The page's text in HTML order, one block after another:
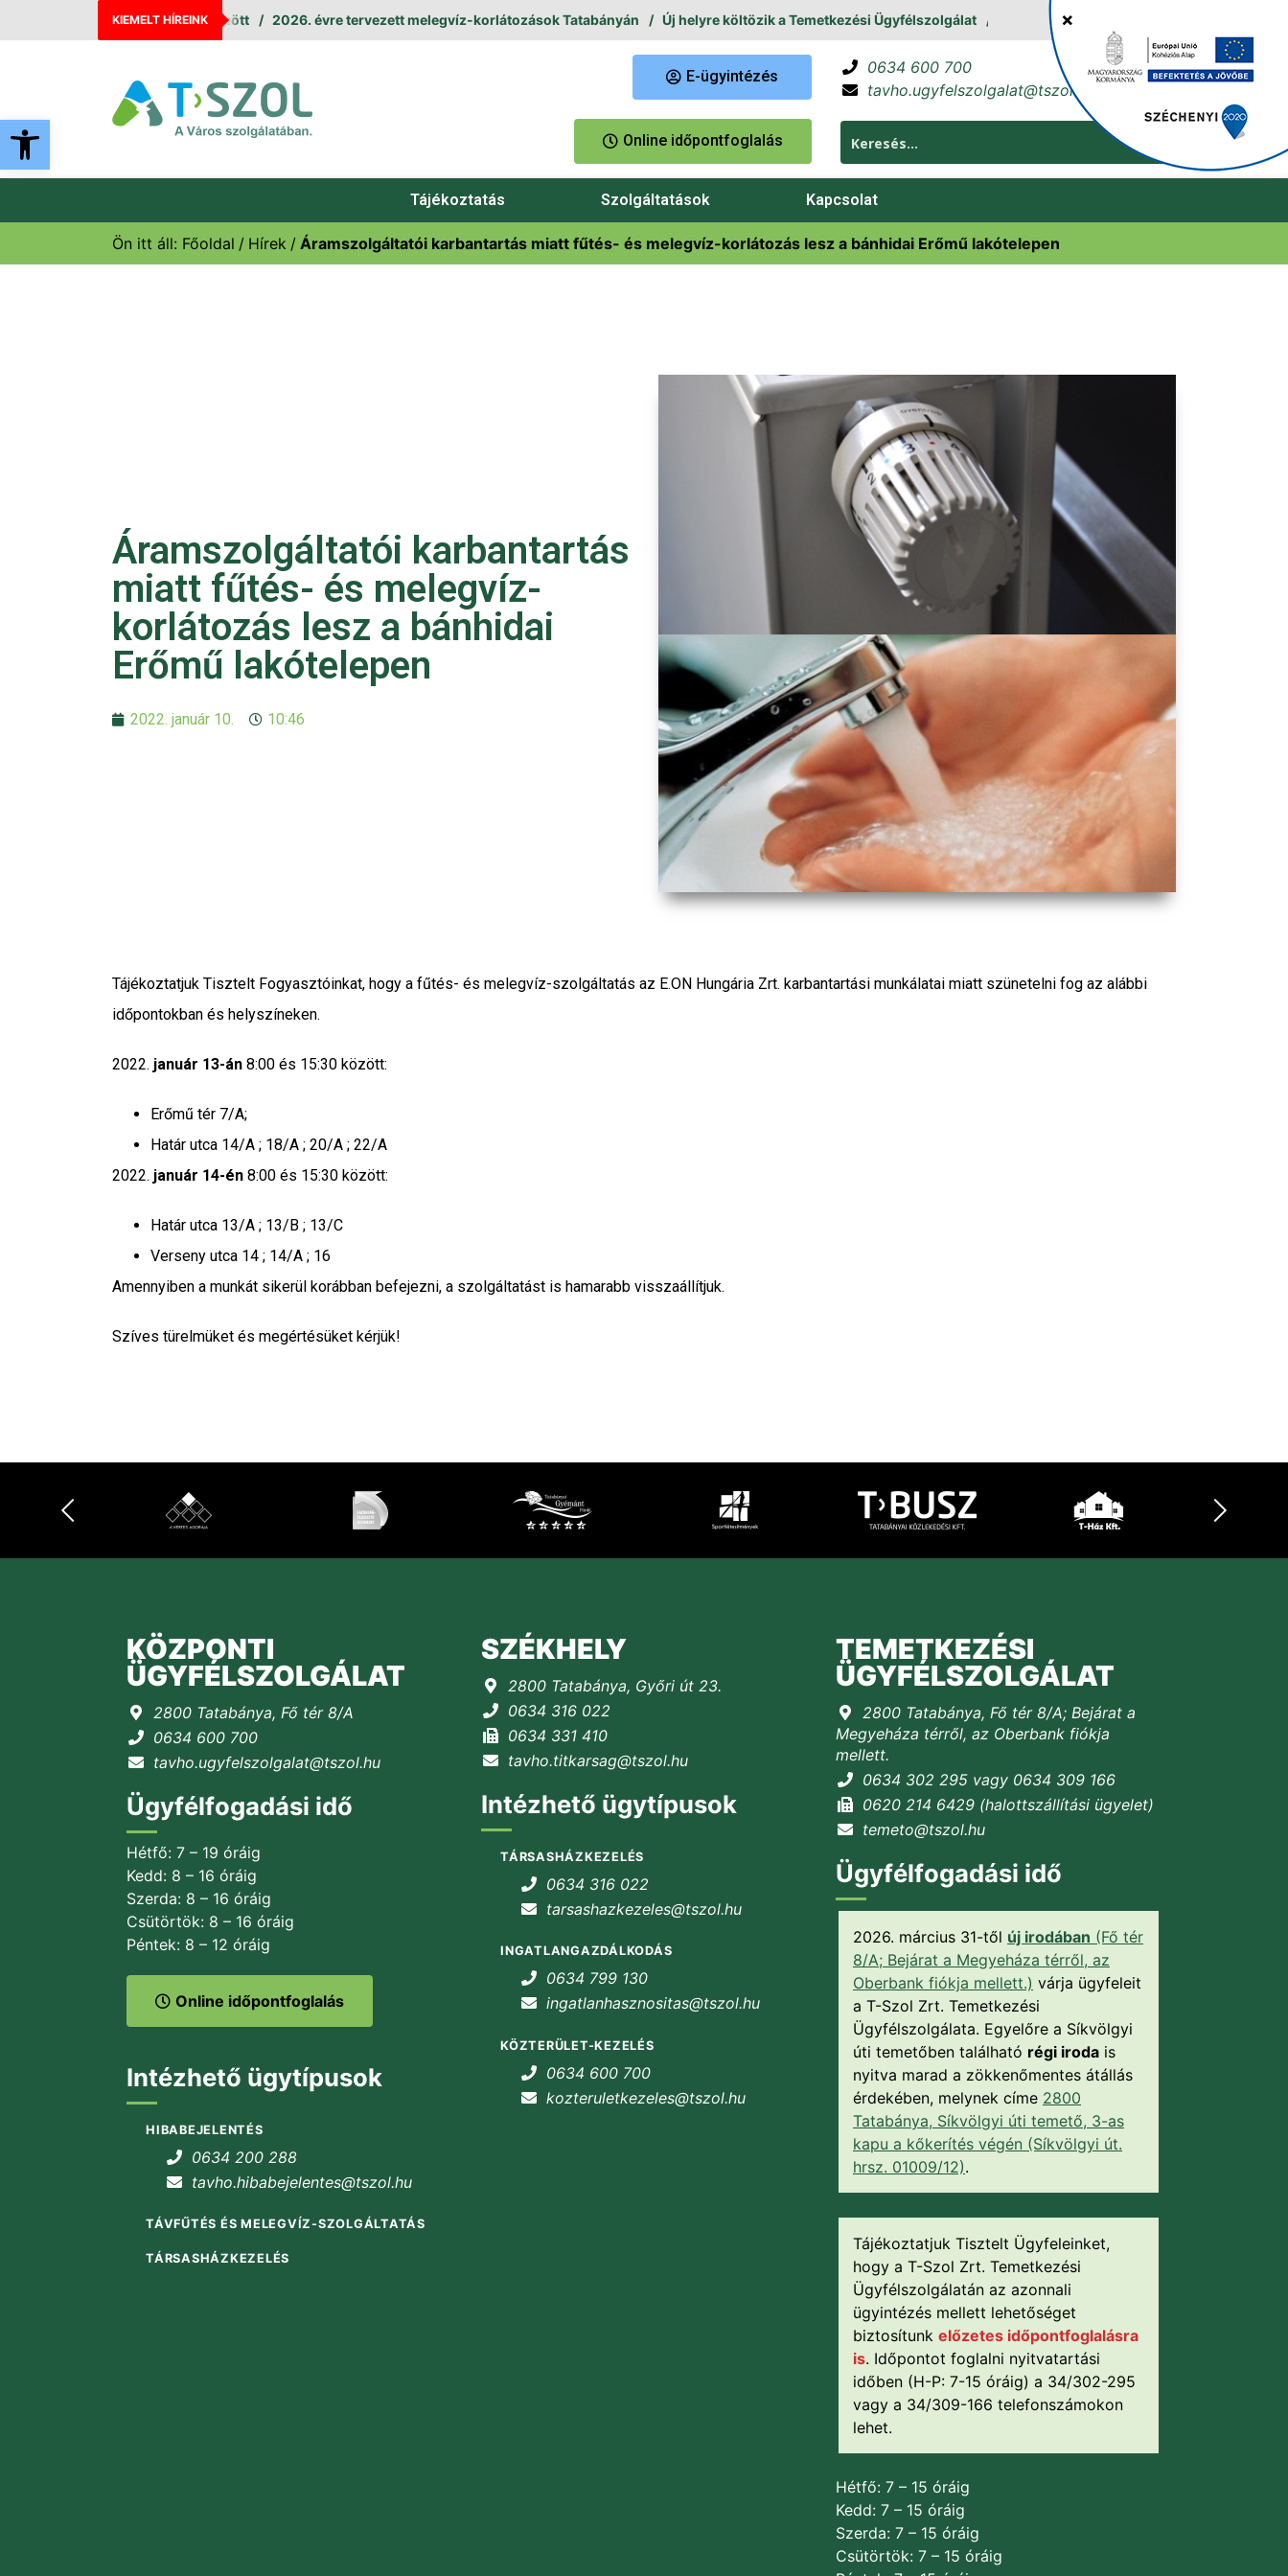
Eszköztár megnyitása
KIEMELT HÍREINK
augusztus 11. és 12. között 2026. évre tervezett melegvíz-korlátozások Tatabányán Új helyre költözik a Temetkezési Ügyfélszolgálat
E-ügyintézés
Online időpontfoglalás
0634 600 700
tavho.ugyfelszolgalat@tszol.hu
Tájékoztatás Szolgáltatások Kapcsolat
Ön itt áll: Főoldal Hírek Áramszolgáltatói karbantartás miatt fűtés- és melegvíz-korlátozás lesz a bánhidai Erőmű lakótelepen
Áramszolgáltatói karbantartás
miatt fűtés- és melegvíz-
korlátozás lesz a bánhidai
Erőmű lakótelepen
2022. január 10. 10:46
Tájékoztatjuk Tisztelt Fogyasztóinkat, hogy a fűtés- és melegvíz-szolgáltatás az E.ON Hungária Zrt. karbantartási munkálatai miatt szünetelni fog az alábbi
időpontokban és helyszíneken.
2022. január 13-án 8:00 és 15:30 között:
Erőmű tér 7/A;
Határ utca 14/A ; 18/A ; 20/A ; 22/A
2022. január 14-én 8:00 és 15:30 között:
Határ utca 13/A ; 13/B ; 13/C
Verseny utca 14 ; 14/A ; 16
Amennyiben a munkát sikerül korábban befejezni, a szolgáltatást is hamarabb visszaállítjuk.
Szíves türelmüket és megértésüket kérjük!
KÖZPONTI
ÜGYFÉLSZOLGÁLAT
2800 Tatabánya, Fő tér 8/A
0634 600 700
tavho.ugyfelszolgalat@tszol.hu
Ügyfélfogadási idő
Hétfő: 7 – 19 óráig
Kedd: 8 – 16 óráig
Szerda: 8 – 16 óráig
Csütörtök: 8 – 16 óráig
Péntek: 8 – 12 óráig
Online időpontfoglalás
Intézhető ügytípusok
HIBABEJELENTÉS
0634 200 288
tavho.hibabejelentes@tszol.hu
TÁVFŰTÉS ÉS MELEGVÍZ-SZOLGÁLTATÁS
TÁRSASHÁZKEZELÉS
SZÉKHELY
2800 Tatabánya, Győri út 23.
0634 316 022
0634 331 410
tavho.titkarsag@tszol.hu
Intézhető ügytípusok
TÁRSASHÁZKEZELÉS
0634 316 022
tarsashazkezeles@tszol.hu
INGATLANGAZDÁLKODÁS
0634 799 130
ingatlanhasznositas@tszol.hu
KÖZTERÜLET-KEZELÉS
0634 600 700
kozteruletkezeles@tszol.hu
TEMETKEZÉSI
ÜGYFÉLSZOLGÁLAT
2800 Tatabánya, Fő tér 8/A; Bejárat a
Megyeháza térről, az Oberbank fiókja
mellett.
0634 302 295 vagy 0634 309 166
0620 214 6429 (halottszállítási ügyelet)
temeto@tszol.hu
Ügyfélfogadási idő
2026. március 31-től új irodában (Fő tér
8/A; Bejárat a Megyeháza térről, az
Oberbank fiókja mellett.) várja ügyfeleit
a T-Szol Zrt. Temetkezési
Ügyfélszolgálata. Egyelőre a Síkvölgyi
úti temetőben található régi iroda is
nyitva marad a zökkenőmentes átállás
érdekében, melynek címe 2800
Tatabánya, Síkvölgyi úti temető, 3-as
kapu a kőkerítés végén (Síkvölgyi út.
hrsz. 01009/12).
Tájékoztatjuk Tisztelt Ügyfeleinket,
hogy a T-Szol Zrt. Temetkezési
Ügyfélszolgálatán az azonnali
ügyintézés mellett lehetőséget
biztosítunk előzetes időpontfoglalásra
is. Időpontot foglalni nyitvatartási
időben (H-P: 7-15 óráig) a 34/302-295
vagy a 34/309-166 telefonszámokon
lehet.
Hétfő: 7 – 15 óráig
Kedd: 7 – 15 óráig
Szerda: 7 – 15 óráig
Csütörtök: 7 – 15 óráig